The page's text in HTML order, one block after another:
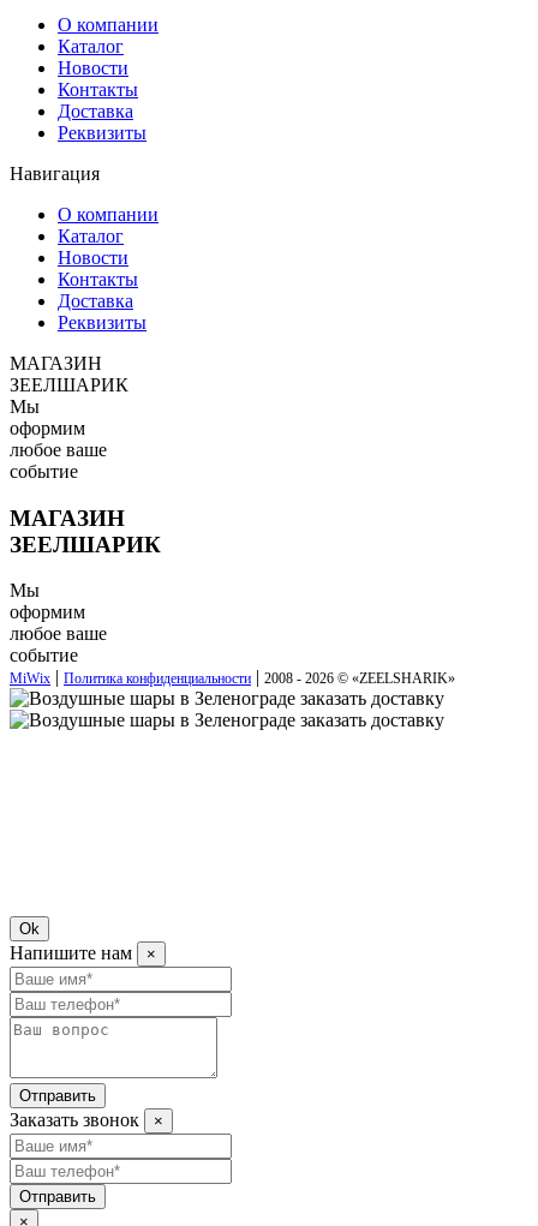
О компании
Каталог
Новости
Контакты
Доставка
Реквизиты
Навигация
О компании
Каталог
Новости
Контакты
Доставка
Реквизиты
МАГАЗИН
ЗЕЕЛШАРИК
Мы
оформим
любое ваше
событие
МАГАЗИН
ЗЕЕЛШАРИК
Мы
оформим
любое ваше
событие
MiWix | Политика конфиденциальности | 2008 - 2026 © «ZEELSHARIK»
Ok
Напишите нам ×
Отправить
Заказать звонок ×
Отправить
×